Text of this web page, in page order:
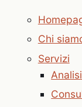
Chi
Servizi